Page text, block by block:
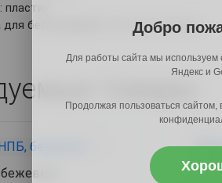
белья (ВхШхГ): 23 х 171 х 57 см.
товары
Добро
Для работы сайта мы используем
Яндекс и
Продолжая пользоваться сайтом,